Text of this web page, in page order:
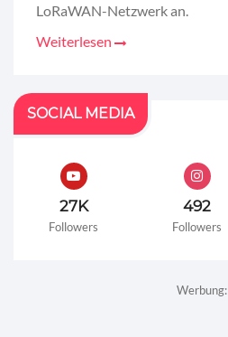
LoRaWAN-Netzwerk an.
Weiterlesen
SOCIAL MEDIA
27K
Followers
492
Followers
Werbung: